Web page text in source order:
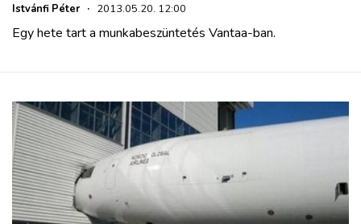
Istvánfi Péter · 2013.05.20. 12:00
Egy hete tart a munkabeszüntetés Vantaa-ban.